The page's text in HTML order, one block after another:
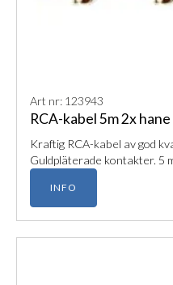
Art nr: 123943
RCA-kabel 5m 2x
Kraftig RCA-kabel av god
Guldpläterade kontakter. 5
INFO